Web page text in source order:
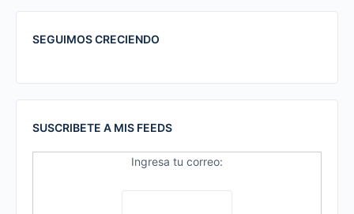
SEGUIMOS CRECIENDO
SUSCRIBETE A MIS FEEDS
Ingresa tu correo: